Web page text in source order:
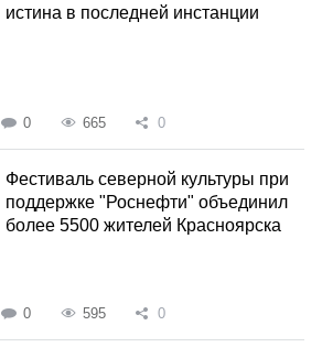
истина в последней инстанции
0 665 0
Фестиваль северной культуры при
поддержке "Роснефти" объединил
более 5500 жителей Красноярска
0 595 0